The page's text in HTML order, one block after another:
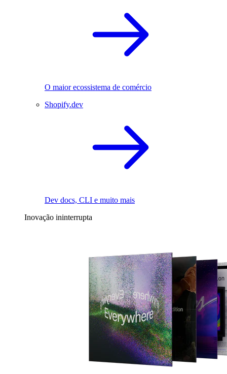
O maior ecossistema de comércio
Shopify.dev
Dev docs, CLI e muito mais
Inovação ininterrupta